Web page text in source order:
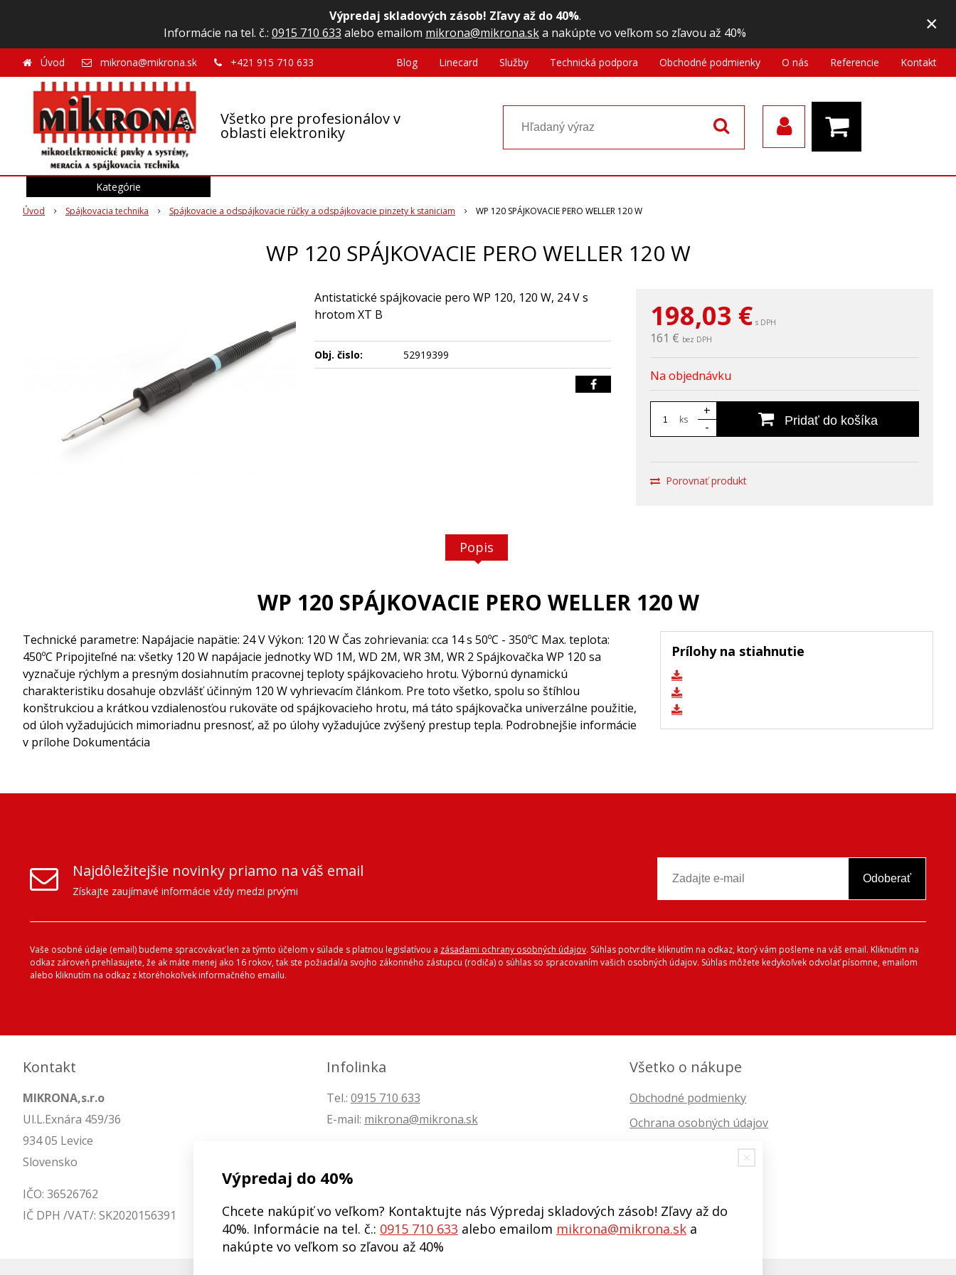
Výpredaj skladových zásob! Zľavy až do 40%.
Informácie na tel. č.: 0915 710 633 alebo emailom mikrona@mikrona.ska nakúpte vo veľkom so zľavou až 40% ×
Všetko pre profesionálov v
oblasti elektroniky
Úvod mikrona@mikrona.sk +421 915 710 633 Blog Linecard Služby Technická podpora Obchodné podmienky O nás Referencie Kontakt
Úvod Spájkovacia technika Spájkovacie a odspájkovacie rúčky a odspájkovacie pinzety k staniciam WP 120 SPÁJKOVACIE PERO WELLER 120 W
WP 120 SPÁJKOVACIE PERO WELLER 120 W
198,03 € s DPH
161 € bez DPH
Na objednávku
ks
+
-
Pridať do košíka
Porovnať produkt
Antistatické spájkovacie pero WP 120, 120 W, 24 V s
hrotom XT B
Obj. čislo: 52919399
Popis
WP 120 SPÁJKOVACIE PERO WELLER 120 W
Prílohy na stiahnutie
Technické parametre: Napájacie napätie: 24 V Výkon: 120 W Čas zohrievania: cca 14 s 50ºC - 350ºC Max. teplota:
450ºC Pripojiteľné na: všetky 120 W napájacie jednotky WD 1M, WD 2M, WR 3M, WR 2 Spájkovačka WP 120 sa
vyznačuje rýchlym a presným dosiahnutím pracovnej teploty spájkovacieho hrotu. Výbornú dynamickú
charakteristiku dosahuje obzvlášť účinným 120 W vyhrievacím článkom. Pre toto všetko, spolu so štíhlou
konštrukciou a krátkou vzdialenosťou rukoväte od spájkovacieho hrotu, má táto spájkovačka univerzálne použitie,
od úloh vyžadujúcich mimoriadnu presnosť, až po úlohy vyžadujúce zvýšený prestup tepla. Podrobnejšie informácie
v prílohe Dokumentácia
Kategórie
Najdôležitejšie novinky priamo na váš email
Získajte zaujímavé informácie vždy medzi prvými
Odoberať
Vaše osobné údaje (email) budeme spracovávať len za týmto účelom v súlade s platnou legislatívou a zásadami ochrany osobných údajov. Súhlas potvrdíte kliknutím na odkaz, ktorý vám pošleme na váš email. Kliknutím na
odkaz zároveň prehlasujete, že ak máte menej ako 16 rokov, tak ste požiadal/a svojho zákonného zástupcu (rodiča) o súhlas so spracovaním vašich osobných údajov. Súhlas môžete kedykoľvek odvolať písomne, emailom
alebo kliknutím na odkaz z ktoréhokoľvek informačného emailu.
Kontakt
MIKRONA,s.r.o
Ul.L.Exnára 459/36
934 05 Levice
Slovensko
IČO: 36526762
IČ DPH /VAT/: SK2020156391
Infolinka
Tel.: 0915 710 633
E-mail: mikrona@mikrona.sk
Všetko o nákupe
Obchodné podmienky
Ochrana osobných údajov
Výpredaj do 40%
Chcete nakúpiť vo veľkom? Kontaktujte nás Výpredaj skladových zásob! Zľavy až do
40%. Informácie na tel. č.: 0915 710 633 alebo emailom mikrona@mikrona.sk a
nakúpte vo veľkom so zľavou až 40%